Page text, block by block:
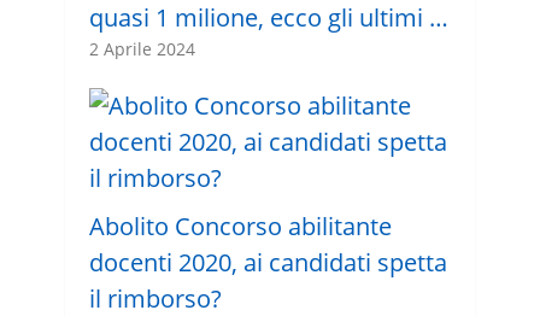
quasi 1 milione, ecco gli ultimi …
2 Aprile 2024
Abolito Concorso abilitante
docenti 2020, ai candidati spetta
il rimborso?